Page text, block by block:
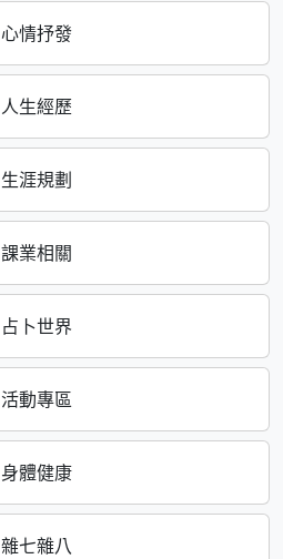
心情抒發
人生經歷
生涯規劃
課業相關
占卜世界
活動專區
身體健康
雜七雜八